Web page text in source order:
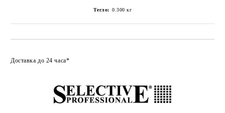
Тегло: 0.300 кг
Доставка до 24 часа*